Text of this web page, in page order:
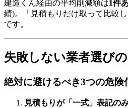
建造くん経由の平均削減額は1件
績)。「見積もりだけ取って比較
です。
失敗しない業者選び
絶対に避けるべき3つの危険
見積もりが「一式」表記の